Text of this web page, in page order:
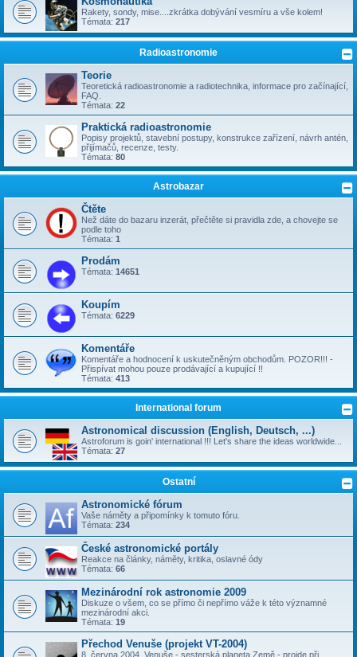
Rakety, sondy, mise....zkrátka dobývání vesmíru a vše kolem!
Témata: 217
Radioastronomie
Teorie
Teoretická radioastronomie a radiotechnika, informace pro začínající,
FAQ.
Témata: 22
Praktická radioastronomie
Popisy projektů, stavební postupy, konstrukce zařízení, návrh antén,
přijímačů, recenze, testy.
Témata: 80
Astrobazar
Čtěte
Než dáte do bazaru inzerát, přečtěte si pravidla zde, a chovejte se
podle toho
Témata: 1
Prodám
Témata: 14651
Koupím
Témata: 6229
Komentáře
Komentáře a hodnocení k uskutečněným obchodům. POZOR!!! -
Přispívat mohou pouze prodávající a kupující !!
Témata: 413
International forum
Astronomical discussion (English, Deutsch, ...)
Astroforum is goin' international !!! Let's share the ideas worldwide...
Témata: 27
Ostatní
Astronomické fórum
Vaše náměty a připomínky k tomuto fóru.
Témata: 234
České astronomické portály
Reakce na články, náměty, kritika, oslavné ódy
Témata: 66
Mezinárodní rok astronomie 2009
Diskuze o všem, co se přímo či nepřímo váže k této významné
mezinárodní akci.
Témata: 19
Přechod Venuše (projekt VT-2004)
8. června 2004, Venuše - sesterská planeta Země - projde při